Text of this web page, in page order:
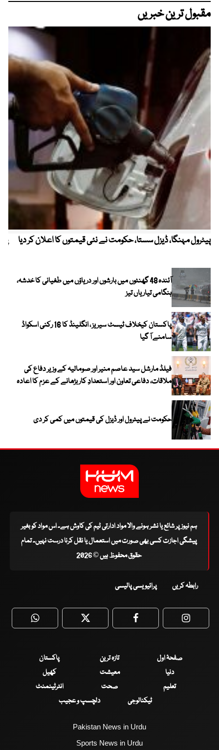
مقبول ترین خبریں
پیٹرول مہنگا، ڈیزل سستا، حکومت نے نئی قیمتوں کا اعلان کر دیا
آئندہ 48 گھنٹوں میں بارشوں اور دریاؤں میں طغیانی کا خدشہ،
ہنگامی تیاریاں تیز
پاکستان کیخلاف ٹیسٹ سیریز ، انگلینڈ کا 16 رکنی اسکواڈ
سامنے آ گیا
فیلڈ مارشل سید عاصم منیر اور صومالیہ کے وزیر دفاع کی
ملاقات، دفاعی تعاون اور استعدادِ کار بڑھانے کے عزم کا اعادہ
حکومت نے پیٹرول اور ڈیزل کی قیمتوں میں کمی کر دی
ہم نیوز پر شائع یا نشر ہونے والا مواد ادارتی ٹیم کی کاوش ہے۔ اس مواد کو بغیر
پیشگی اجازت کسی بھی صورت میں استعمال یا نقل کرنا درست نہیں۔ تمام
حقوق محفوظ ہیں © 2026
رابطہ کریں پرائیویسی پالیسی
WhatsApp Twitter Facebook
صفحۂ اول تازہ ترین
پاکستان
دنیا
معیشت
کھیل
تعلیم
صحت
انٹرٹینمنٹ
ٹیکنالوجی
دلچسپ و عجیب
Pakistan News in Urdu
Sports News in Urdu